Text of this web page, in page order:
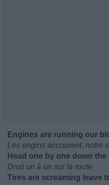
Engines are running our
Les engins accourent, notre
Head one by one down
Droit un à un sur la route
Tires are screaming leave